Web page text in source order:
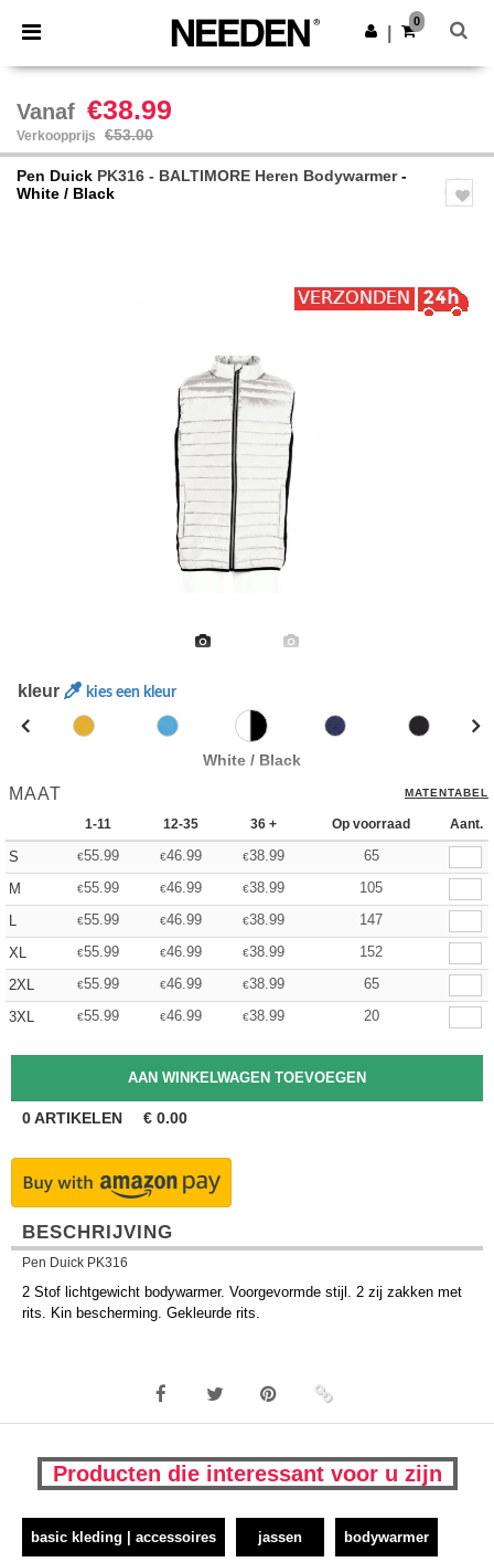
× Needen-app
Betere prijzen in de app!
Download app
0
Vanaf €38.99
Verkoopprijs €53.00
Pen Duick PK316 - BALTIMORE Heren Bodywarmer-
White / Black
kleur kies een kleur
White / Black
MAAT MATENTABEL
1-11 12-35 36 + Op voorraad Aant.
S €55.99 €46.99 €38.99
65
M
€55.99 €46.99 €38.99
105
L
€55.99 €46.99 €38.99
147
XL
€55.99 €46.99 €38.99
152
2XL
€55.99 €46.99 €38.99
65
3XL
€55.99 €46.99 €38.99 20
0ARTIKELEN € 0.00
BESCHRIJVING
Pen Duick PK316
2 Stof lichtgewicht bodywarmer. Voorgevormde stijl. 2 zij zakken met
rits. Kin bescherming. Gekleurde rits.
Producten die interessant voor u zijn
basic kleding | accessoires jassen bodywarmer